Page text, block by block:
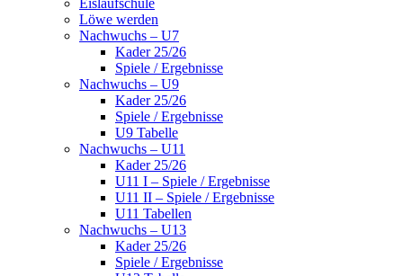
Eislaufschule
Löwe werden
Nachwuchs – U7
Kader 25/26
Spiele / Ergebnisse
Nachwuchs – U9
Kader 25/26
Spiele / Ergebnisse
U9 Tabelle
Nachwuchs – U11
Kader 25/26
U11 I – Spiele / Ergebnisse
U11 II – Spiele / Ergebnisse
U11 Tabellen
Nachwuchs – U13
Kader 25/26
Spiele / Ergebnisse